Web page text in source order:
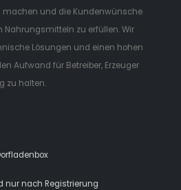
machen und die Kundenwünsche
zu erfüllen. Wir
Lösungen und einen hohen
Aufwand für Betreiber, Erzeuger
zu halten.
nur nach Registrierung